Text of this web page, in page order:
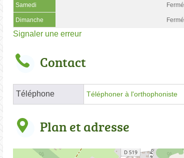
Samedi Fermé
Dimanche Fermé
Signaler une erreur
Contact
Téléphone Téléphoner à l'orthophoniste
Plan et adresse